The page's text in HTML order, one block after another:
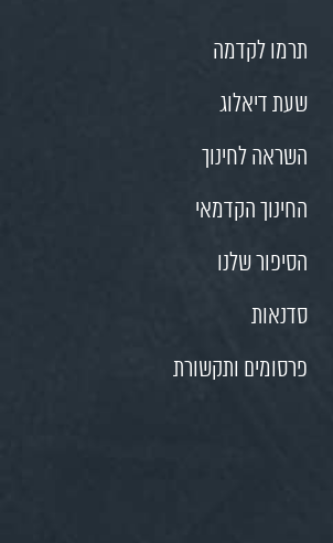
תרמו לקדמה
שעת דיאלוג
השראה לחינוך
החינוך הקדמאי
הסיפור שלנו
סדנאות
פרסומים ותקשורת